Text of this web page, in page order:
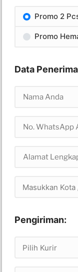
Promo 2
Promo
Data
Masukkan Kota
Pengiriman:
Pilih Kurir